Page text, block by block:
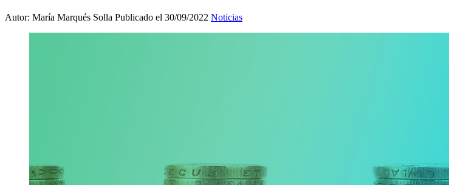
Autor: María Marqués Solla Publicado el 30/09/2022 Noticias